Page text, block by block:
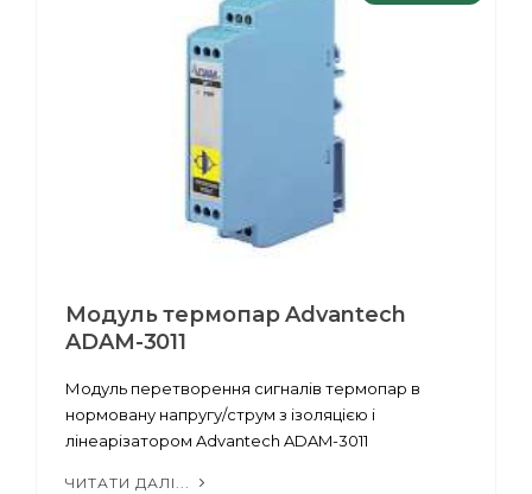
Модуль термопар Advantech
ADAM-3011
Модуль перетворення сигналів термопар в
нормовану напругу/струм з ізоляцією і
лінеарізатором Advantech ADAM-3011
ЧИТАТИ ДАЛІ...